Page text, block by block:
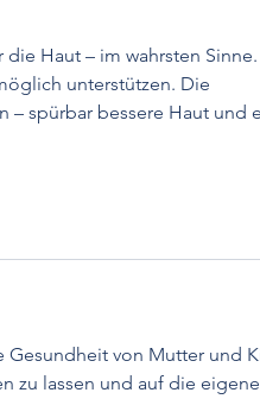
Haut – im wahrsten Sinne.
unterstützen. Die
spürbar bessere Haut und
Gesundheit von Mutter und
zu lassen und auf die